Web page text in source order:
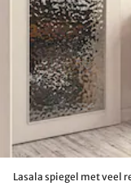
Lasala spiegel met veel